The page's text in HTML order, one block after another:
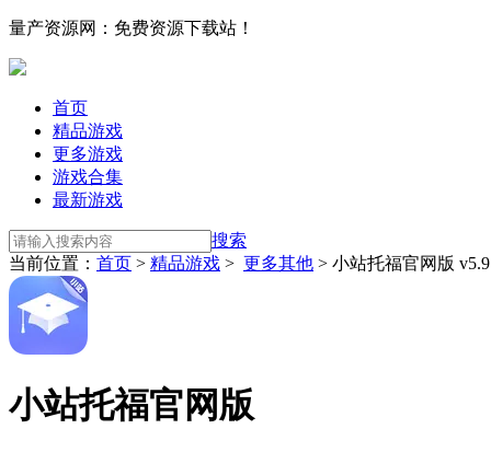
量产资源网：免费资源下载站！
首页
精品游戏
更多游戏
游戏合集
最新游戏
搜索
当前位置： 首页 > 精品游戏 > 更多其他 > 小站托福官网版
小站托福官网版